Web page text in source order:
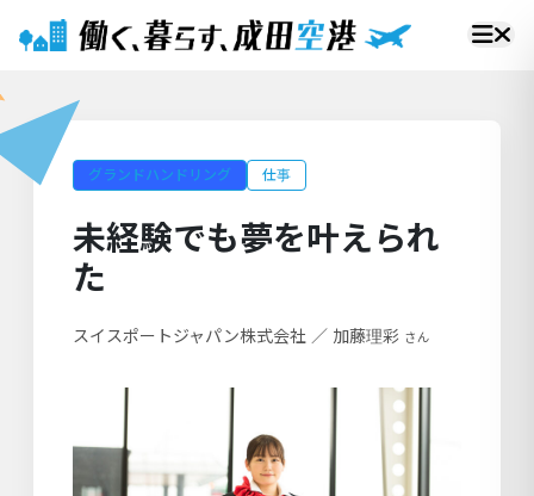
グランドハンドリング 仕事
未経験でも夢を叶えられ
た
スイスポートジャパン株式会社 ／ 加藤理彩 さん